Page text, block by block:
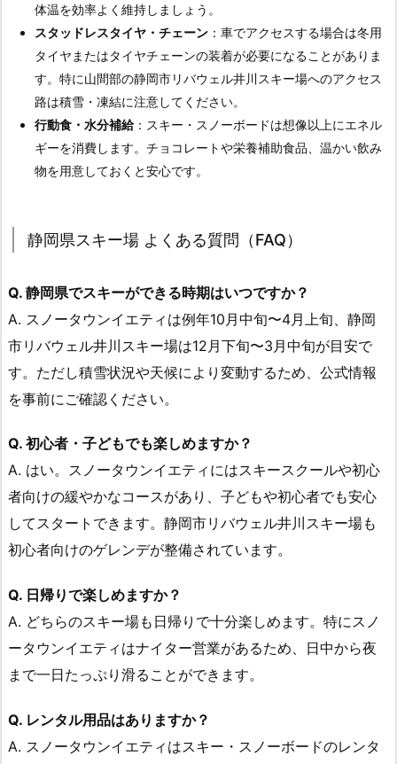
体温を効率よく維持しましょう。
スタッドレスタイヤ・チェーン ：車でアクセスする場合は冬用
タイヤまたはタイヤチェーンの装着が必要になることがありま
す。特に山間部の静岡市リバウェル井川スキー場へのアクセス
路は積雪・凍結に注意してください。
行動食・水分補給：スキー・スノーボードは想像以上にエネル
ギーを消費します。チョコレートや栄養補助食品、温かい飲み
物を用意しておくと安心です。
静岡県スキー場 よくある質問（FAQ）
Q. 静岡県でスキーができる時期はいつですか？
A. スノータウンイエティは例年10月中旬〜4月上旬、静岡
市リバウェル井川スキー場は12月下旬〜3月中旬が目安で
す。ただし積雪状況や天候により変動するため、公式情報
を事前にご確認ください。
Q. 初心者・子どもでも楽しめますか？
A. はい。スノータウンイエティにはスキースクールや初心
者向けの緩やかなコースがあり、子どもや初心者でも安心
してスタートできます。静岡市リバウェル井川スキー場も
初心者向けのゲレンデが整備されています。
Q. 日帰りで楽しめますか？
A. どちらのスキー場も日帰りで十分楽しめます。特にスノ
ータウンイエティはナイター営業があるため、日中から夜
まで一日たっぷり滑ることができます。
Q. レンタル用品はありますか？
A. スノータウンイエティはスキー・スノーボードのレンタ